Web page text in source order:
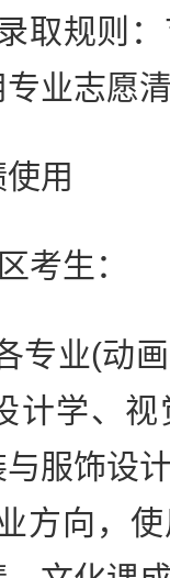
规则：
业志愿
用
生：
业(动画
计学、
服饰设
方向，